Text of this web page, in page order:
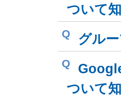
ついて
Q グル
Q
ついて